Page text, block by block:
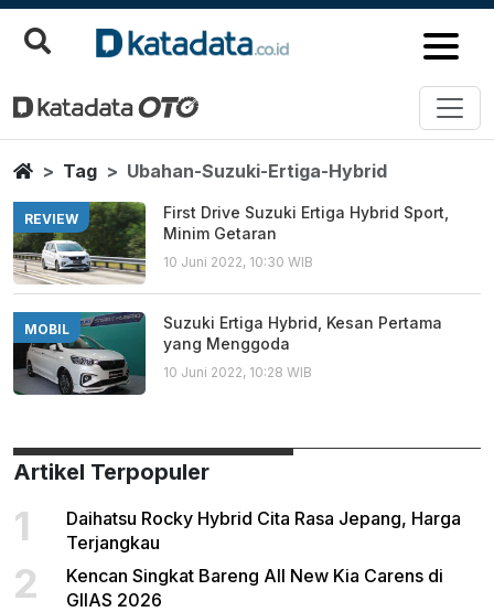
Ubahan Suzuki Ertiga Hybrid
Berita Terbaru
HomeTag Ubahan-Suzuki-Ertiga-Hybrid
REVIEW
First Drive Suzuki Ertiga Hybrid Sport,
Minim Getaran
10 Juni 2022, 10:30 WIB
MOBIL
Suzuki Ertiga Hybrid, Kesan Pertama
yang Menggoda
10 Juni 2022, 10:28 WIB
Artikel Terpopuler
1
Daihatsu Rocky Hybrid Cita Rasa Jepang, Harga
Terjangkau
2
Kencan Singkat Bareng All New Kia Carens di
GIIAS 2026